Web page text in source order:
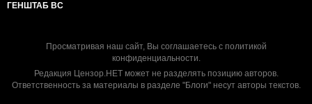
ГЕНШТАБ ВС
Просматривая наш сайт, Вы соглашаетесь с политикой
конфиденциальности.
Редакция Цензор.НЕТ может не разделять позицию авторов.
Ответственность за материалы в разделе "Блоги" несут авторы текстов.